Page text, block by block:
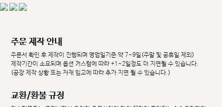
주문 제작 안내
주문서 확인 후 제작이 진행되며 영업일기준 약 7~9일(주말 및 공휴일 제외)
제작기간이 소요되며 옵션 커스텀에 따라 +1~2일정도 더 지연될 수 있습니다.
(공장 제작 상황 또는 자재 입고에 따라 추가 지연 될 수 있습니다.)
교환/환불 규정